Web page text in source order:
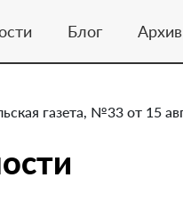
Блог
газета, №33 от 15